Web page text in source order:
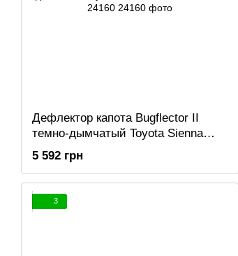
Дефлектор капота Bugflector II
темно-дымчатый Toyota Sienna
2011 - 2020 AVS 24160
5 592 грн
3